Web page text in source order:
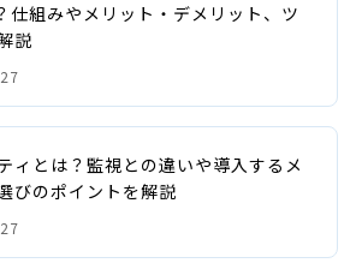
仕組みやメリット・デメリット、ツ
説
ィとは？監視との違いや導入するメ
びのポイントを解説